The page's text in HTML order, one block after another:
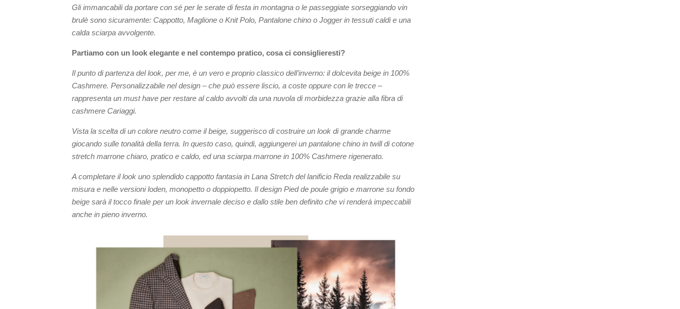
Gli immancabili da portare con sé per le serate di festa in montagna o le passeggiate sorseggiando vin
brulè sono sicuramente: Cappotto, Maglione o Knit Polo, Pantalone chino o Jogger in tessuti caldi e una
calda sciarpa avvolgente.
Partiamo con un look elegante e nel contempo pratico, cosa ci consiglieresti?
Il punto di partenza del look, per me, è un vero e proprio classico dell’inverno: il dolcevita beige in 100%
Cashmere. Personalizzabile nel design – che può essere liscio, a coste oppure con le trecce –
rappresenta un must have per restare al caldo avvolti da una nuvola di morbidezza grazie alla fibra di
cashmere Cariaggi.
Vista la scelta di un colore neutro come il beige, suggerisco di costruire un look di grande charme
giocando sulle tonalità della terra. In questo caso, quindi, aggiungerei un pantalone chino in twill di cotone
stretch marrone chiaro, pratico e caldo, ed una sciarpa marrone in 100% Cashmere rigenerato.
A completare il look uno splendido cappotto fantasia in Lana Stretch del lanificio Reda realizzabile su
misura e nelle versioni loden, monopetto o doppiopetto. Il design Pied de poule grigio e marrone su fondo
beige sarà il tocco finale per un look invernale deciso e dallo stile ben definito che vi renderà impeccabili
anche in pieno inverno.